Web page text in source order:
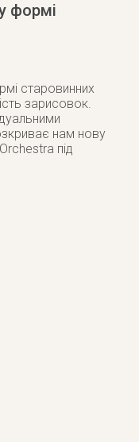
формі
старовинних
зарисовок.
нам нову
під